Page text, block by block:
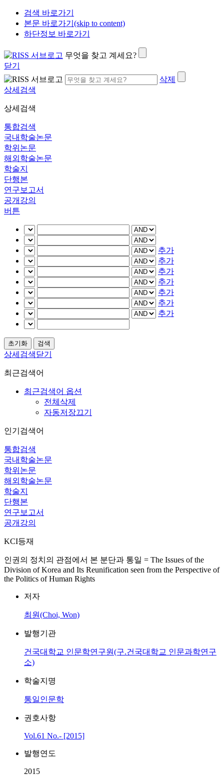
검색 바로가기
본문 바로가기(skip to content)
하단정보 바로가기
무엇을 찾고 계세요?
닫기
삭제
상세검색
상세검색
통합검색
국내학술논문
학위논문
해외학술논문
학술지
단행본
연구보고서
공개강의
버튼
추가
추가
추가
추가
추가
추가
추가
상세검색닫기
최근검색어
최근검색어 옵션
전체삭제
자동저장끄기
인기검색어
통합검색
국내학술논문
학위논문
해외학술논문
학술지
단행본
연구보고서
공개강의
KCI등재
인권의 정치의 관점에서 본 분단과 통일 = The Issues of the
Division of Korea and Its Reunification seen from the Perspective of
the Politics of Human Rights
저자
최원(Choi, Won)
발행기관
건국대학교 인문학연구원(구.건국대학교 인문과학연구
소)
학술지명
통일인문학
권호사항
Vol.61 No.- [2015]
발행연도
2015